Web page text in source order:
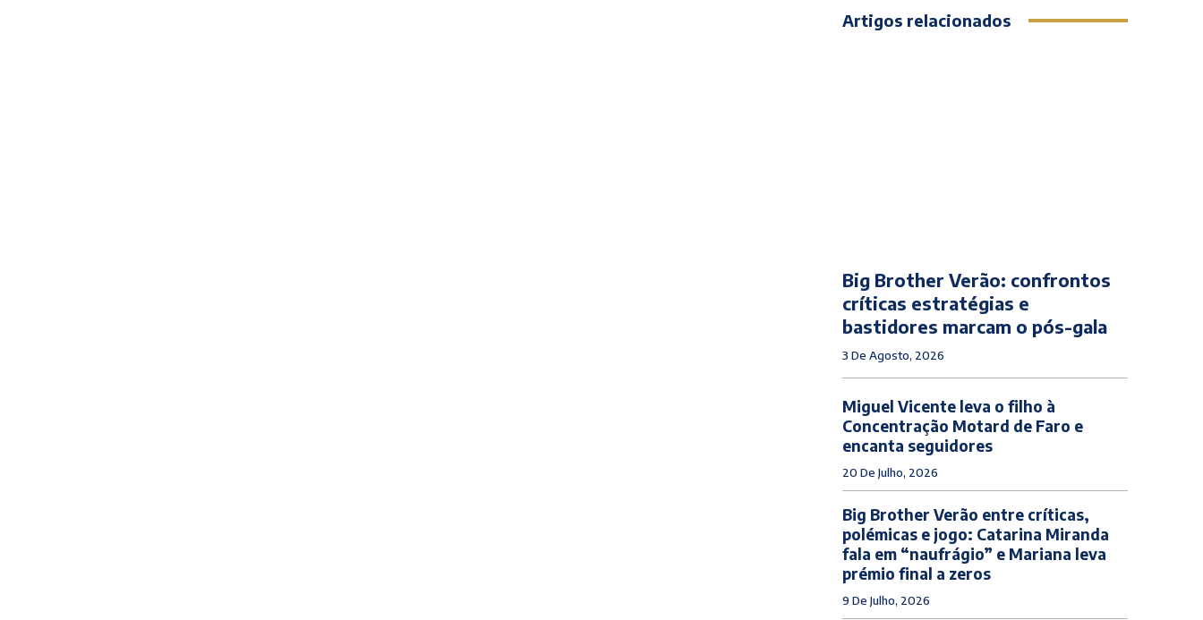
Artigos relacionados
Big Brother Verão: confrontos
críticas estratégias e
bastidores marcam o pós-gala
3 De Agosto, 2026
Miguel Vicente leva o filho à
Concentração Motard de Faro e
encanta seguidores
20 De Julho, 2026
Big Brother Verão entre críticas,
polémicas e jogo: Catarina Miranda
fala em “naufrágio” e Mariana leva
prémio final a zeros
9 De Julho, 2026